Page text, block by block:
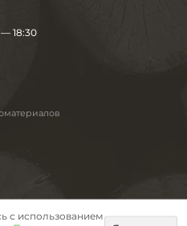
18:30
с использованием